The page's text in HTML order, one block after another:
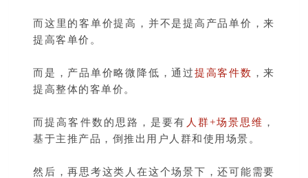
而这里的客单价提高，并不是提高产品单价，来
提高客单价。
而是，产品单价略微降低，通过提高客件数 ，来
提高整体的客单价。
而提高客件数的思路，是要有 人群+场景思维 ，
基于主推产品，倒推出用户人群和使用场景。
然后，再思考这类人在这个场景下，还可能需要